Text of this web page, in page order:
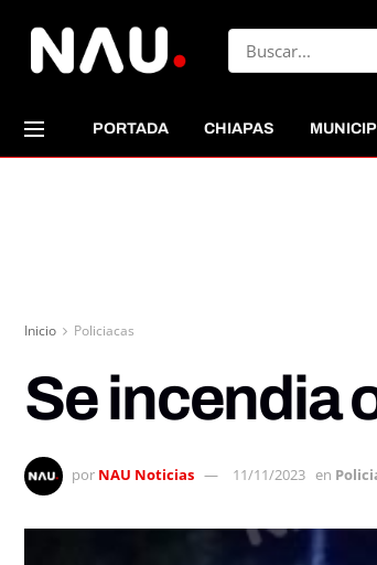
PORTADA CHIAPAS
Inicio Policiacas
Se incendia
por NAU Noticias 11/11/2023 en